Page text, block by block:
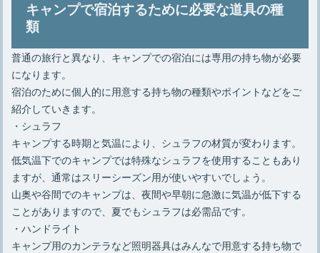
キャンプで宿泊するために必要な道具の種
類
普通の旅行と異なり、キャンプでの宿泊には専用の持ち物が必要
になります。
宿泊のために個人的に用意する持ち物の種類やポイントなどをご
紹介していきます。
・シュラフ
キャンプする時期と気温により、シュラフの材質が変わります。
低気温下でのキャンプでは特殊なシュラフを使用することもあり
ますが、通常はスリーシーズン用が使いやすいでしょう。
山奥や谷間でのキャンプは、夜間や早朝に急激に気温が低下する
ことがありますので、夏でもシュラフは必需品です。
・ハンドライト
キャンプ用のカンテラなど照明器具はみんなで用意する持ち物で